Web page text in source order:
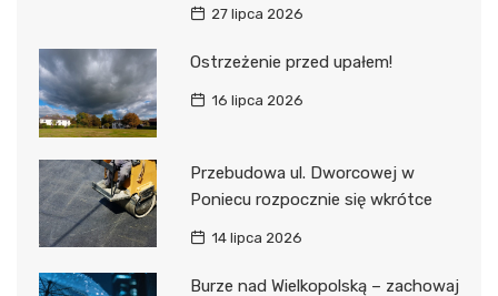
27 lipca 2026
Ostrzeżenie przed upałem!
16 lipca 2026
Przebudowa ul. Dworcowej w
Poniecu rozpocznie się wkrótce
14 lipca 2026
Burze nad Wielkopolską – zachowaj